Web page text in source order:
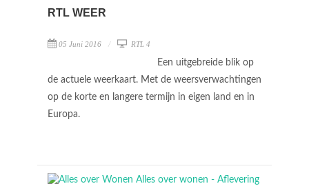
RTL WEER
05 Juni 2016 RTL 4
Een uitgebreide blik op
de actuele weerkaart. Met de weersverwachtingen
op de korte en langere termijn in eigen land en in
Europa.